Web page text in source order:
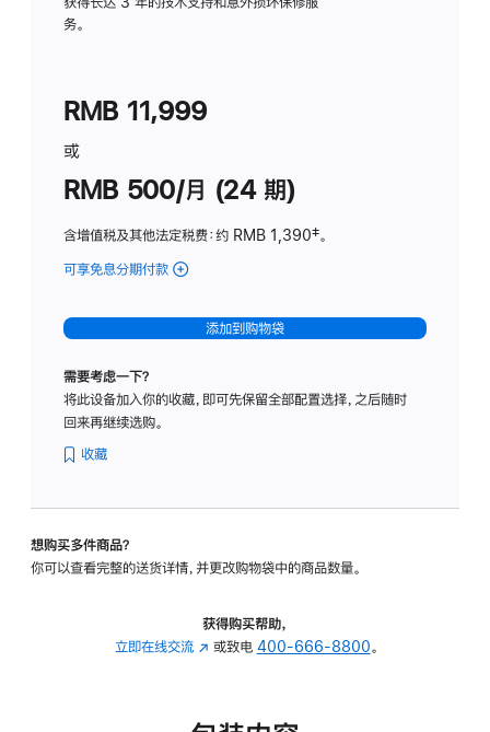
务。
RMB 11,999
或
RMB 500/月 (24 期)
含增值税及其他法定税费：约 RMB 1,390脚
‡。
可享免息分期付款 (Studio
-
标
璃
转
的
添加到购物袋
需要考虑一下？
将此设备加入你的收藏，即可先保留全部配置选择，之后随时
回来再继续选购。
收藏
想购买多件商品？
你可以查看完整的送货详情，并更改购物袋中的商品数量。
获得购买帮助，
立即在线交流 (在 或致电 400-666-8800。